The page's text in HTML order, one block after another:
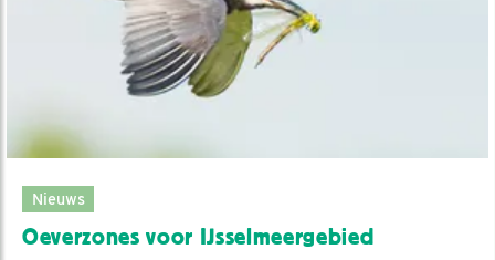
Nieuws
Oeverzones voor IJsselmeergebied